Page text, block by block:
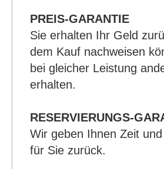
PREIS-GARANTIE
Sie erhalten Ihr Geld
dem Kauf nachweisen
bei gleicher Leistung
erhalten.
RESERVIERUNGS-
Wir geben Ihnen Zeit
für Sie zurück.